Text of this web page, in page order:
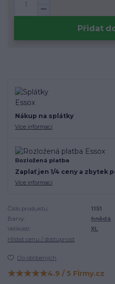
Přidat
Nákup na splátky
Více informací
Rozložená platba
Zaplať jen 1/4 ceny a zbytek
Více informací
Číslo produktu:
1151
Barvy:
hnědá
Velikosti:
XL
Hlídat cenu / dostupnost
Do oblíbených
Hodnocení na Firmy.cz
★★★★★4.9 / 5 Firmy.cz